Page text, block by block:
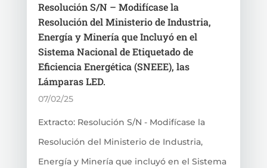
Resolución S/N – Modifícase la
Resolución del Ministerio de Industria,
Energía y Minería que Incluyó en el
Sistema Nacional de Etiquetado de
Eficiencia Energética (SNEEE), las
Lámparas LED.
07/02/25
Extracto: Resolución S/N - Modifícase la
Resolución del Ministerio de Industria,
Energía y Minería que incluyó en el Sistema